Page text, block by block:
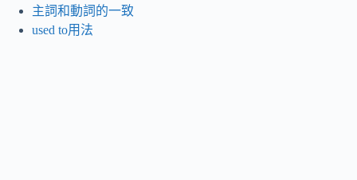
主詞和動詞的一致
used to用法